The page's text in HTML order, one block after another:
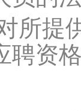
所提
聘资